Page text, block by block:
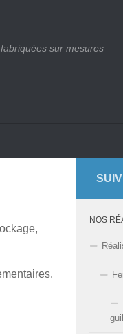
sur mesures
NOS